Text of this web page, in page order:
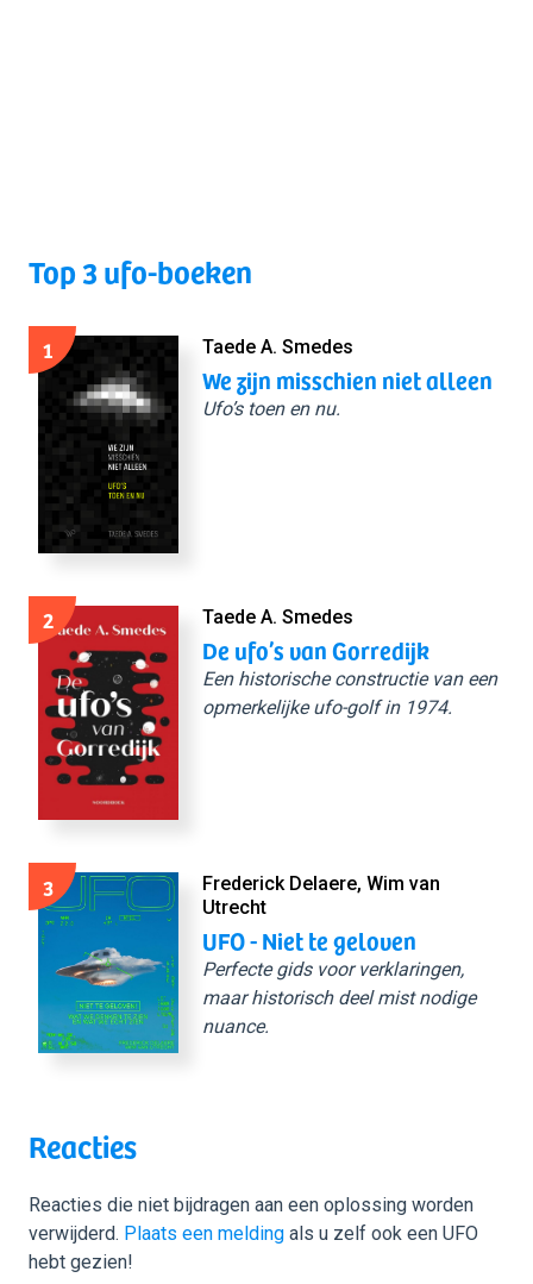
Top 3 ufo-boeken
1 Taede A. Smedes
We zijn misschien niet alleen
Ufo’s toen en nu.
2 Taede A. Smedes
De ufo’s van Gorredijk
Een historische constructie van een
opmerkelijke ufo-golf in 1974.
3
Frederick Delaere, Wim van
Utrecht
UFO - Niet te geloven
Perfecte gids voor verklaringen,
maar historisch deel mist nodige
nuance.
Reacties
Reacties die niet bijdragen aan een oplossing worden
verwijderd. Plaats een melding als u zelf ook een UFO
hebt gezien!